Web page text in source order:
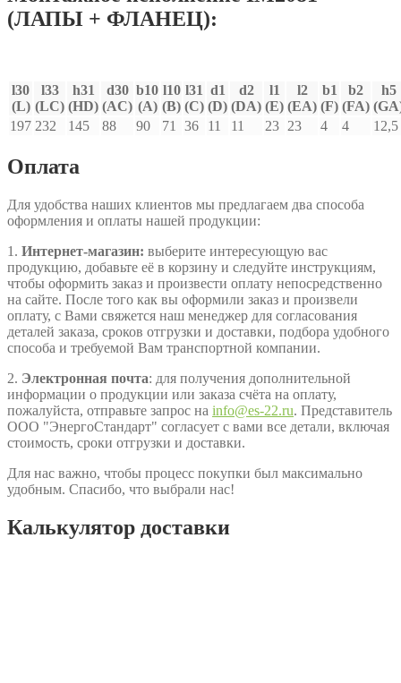
(ЛАПЫ + ФЛАНЕЦ):
l30
(L)
l33
(LC)
h31
(HD)
d30
(AC)
b10
(A)
l10
(B)
l31
(C)
d1
(D)
d2
(DA)
l1
(E)
l2
(EA)
b1
(F)
b2
(FA)
h5
197 232 145 88 90 71 36 11 11 23 23 4 4 12,5
Оплата
Для удобства наших клиентов мы предлагаем два способа
оформления и оплаты нашей продукции:
1. Интернет-магазин: выберите интересующую вас
продукцию, добавьте её в корзину и следуйте инструкциям,
чтобы оформить заказ и произвести оплату непосредственно
на сайте. После того как вы оформили заказ и произвели
оплату, с Вами свяжется наш менеджер для согласования
деталей заказа, сроков отгрузки и доставки, подбора удобного
способа и требуемой Вам транспортной компании.
2. Электронная почта: для получения дополнительной
информации о продукции или заказа счёта на оплату,
пожалуйста, отправьте запрос на info@es-22.ru. Представитель
ООО "ЭнергоСтандарт" согласует с вами все детали, включая
стоимость, сроки отгрузки и доставки.
Для нас важно, чтобы процесс покупки был максимально
удобным. Спасибо, что выбрали нас!
Калькулятор доставки